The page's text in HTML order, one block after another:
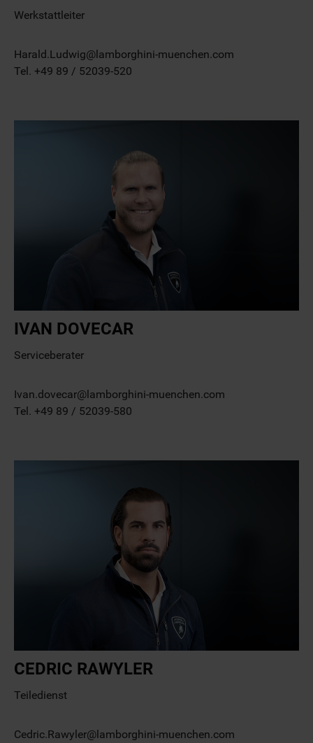
Werkstattleiter
Harald.Ludwig@lamborghini-muenchen.com
Tel. +49 89 / 52039-520
IVAN DOVECAR
Serviceberater
Ivan.dovecar@lamborghini-muenchen.com
Tel. +49 89 / 52039-580
CEDRIC RAWYLER
Teiledienst
Cedric.Rawyler@lamborghini-muenchen.com